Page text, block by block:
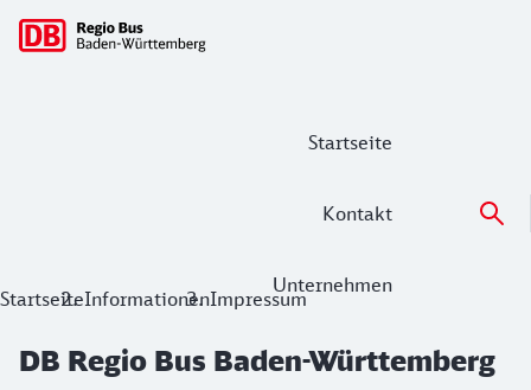
Startseite
Kontakt
Unternehmen
Hauptnavigation
DB Regio Bus Baden-Württemberg
StartseiteInformationenImpressum
DB Regio Bus Baden-Württemberg